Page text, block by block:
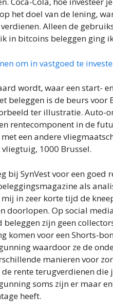
het doel van de lening,
Alleen de
in bitcoins beleggen ging
om in vastgoed te
wordt, waar een start-
beleggen is de beurs
ter illustratie. Auto-
rentecomponent in de
een andere
1000 Brussel.
bij SynVest voor een goed
als
in zeer korte tijd de
Op social
zijn geen
komen voor een Shorts-
waardoor ze de
manieren voor
rente terugverdienen
soms zijn er maar
heeft.